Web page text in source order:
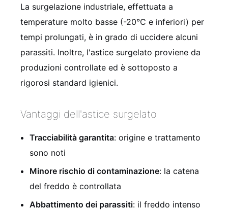
La surgelazione industriale, effettuata a
temperature molto basse (-20°C e inferiori) per
tempi prolungati, è in grado di uccidere alcuni
parassiti. Inoltre, l'astice surgelato proviene da
produzioni controllate ed è sottoposto a
rigorosi standard igienici.
Vantaggi dell'astice surgelato
Tracciabilità garantita: origine e trattamento
sono noti
Minore rischio di contaminazione: la catena
del freddo è controllata
Abbattimento dei parassiti: il freddo intenso